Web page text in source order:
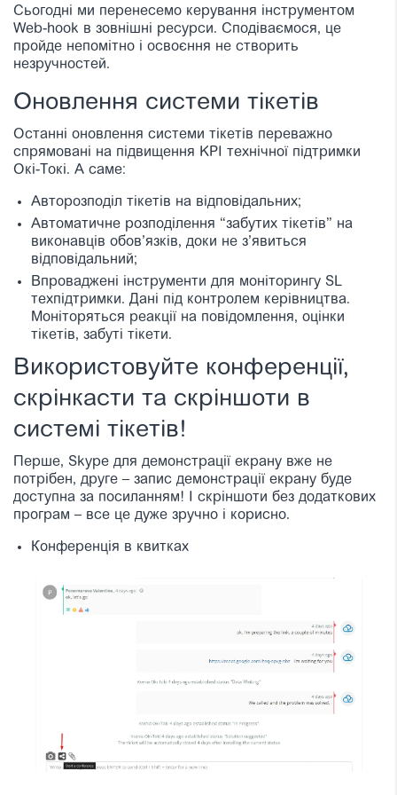
Сьогодні ми перенесемо керування інструментом
Web-hook в зовнішні ресурси. Сподіваємося, це
пройде непомітно і освоєння не створить
незручностей.
Оновлення системи тікетів
Останні оновлення системи тікетів переважно
спрямовані на підвищення KPI технічної підтримки
Окі-Токі. А саме:
Авторозподіл тікетів на відповідальних;
Автоматичне розподілення “забутих тікетів” на
виконавців обов’язків, доки не з’явиться
відповідальний;
Впроваджені інструменти для моніторингу SL
техпідтримки. Дані під контролем керівництва.
Моніторяться реакції на повідомлення, оцінки
тікетів, забуті тікети.
Використовуйте конференції,
скрінкасти та скріншоти в
системі тікетів!
Перше, Skype для демонстрації екрану вже не
потрібен, друге – запис демонстрації екрану буде
доступна за посиланням! І скріншоти без додаткових
програм – все це дуже зручно і корисно.
Конференція в квитках